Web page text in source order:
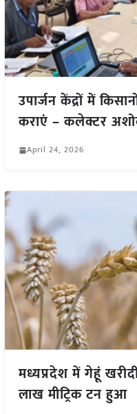
उपार्जन केंद्रों में
कराएं – कलेक्टर
April 24, 2026
मध्यप्रदेश में गेहूं
लाख मीट्रिक टन हुआ